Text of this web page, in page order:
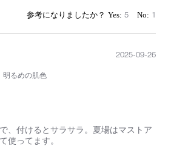
5 1
明るめの肌色
、付けるとサラサラ。夏場はマストア
使ってます。
2025-09-26